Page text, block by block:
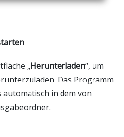
„Herunterladen“, um
Das Programm
in dem von